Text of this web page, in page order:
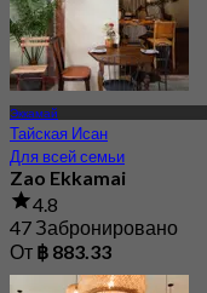
Эккамай
Тайская Исан
Для всей семьи
Zao Ekkamai
4.8
47 Забронировано
От ฿ 883.33